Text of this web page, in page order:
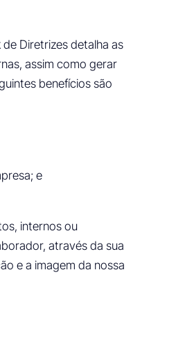
Diretrizes detalha as
assim como gerar
benefícios são
e
internos ou
através da sua
e a imagem da nossa